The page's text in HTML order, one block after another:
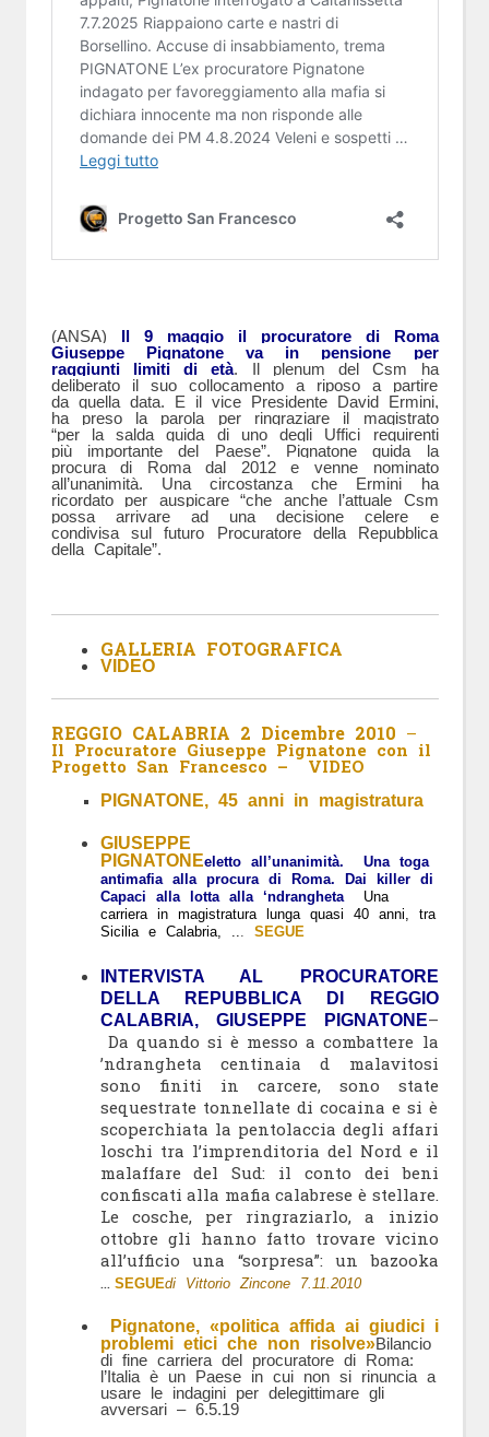
(ANSA) Il 9 maggio il procuratore di Roma
Giuseppe Pignatone va in pensione per
raggiunti limiti di età. Il plenum del Csm ha
deliberato il suo collocamento a riposo a partire
da quella data. E il vice Presidente David Ermini,
ha preso la parola per ringraziare il magistrato
“per la salda guida di uno degli Uffici requirenti
più importante del Paese”. Pignatone guida la
procura di Roma dal 2012 e venne nominato
all’unanimità. Una circostanza che Ermini ha
ricordato per auspicare “che anche l’attuale Csm
possa arrivare ad una decisione celere e
condivisa sul futuro Procuratore della Repubblica
della Capitale”.
GALLERIA FOTOGRAFICA
VIDEO
REGGIO CALABRIA 2 Dicembre 2010 –
Il Procuratore Giuseppe Pignatone con il
Progetto San Francesco – VIDEO
PIGNATONE, 45 anni in magistratura
GIUSEPPE
PIGNATONEeletto all’unanimità. Una toga
antimafia alla procura di Roma. Dai killer di
Capaci alla lotta alla ‘ndrangheta Una
carriera in magistratura lunga quasi 40 anni, tra
Sicilia e Calabria, ... SEGUE
INTERVISTA AL PROCURATORE
DELLA REPUBBLICA DI REGGIO
CALABRIA, GIUSEPPE PIGNATONE–
Da quando si è messo a combattere la
’ndrangheta centinaia d malavitosi
sono finiti in carcere, sono state
sequestrate tonnellate di cocaina e si è
scoperchiata la pentolaccia degli affari
loschi tra l’imprenditoria del Nord e il
malaffare del Sud: il conto dei beni
confiscati alla mafia calabrese è stellare.
Le cosche, per ringraziarlo, a inizio
ottobre gli hanno fatto trovare vicino
all’ufficio una “sorpresa”: un bazooka
SEGUEdi Vittorio Zincone 7.11.2010
Pignatone, «politica affida ai giudici i
problemi etici che non risolve»Bilancio
di fine carriera del procuratore di Roma:
l’Italia è un Paese in cui non si rinuncia a
usare le indagini per delegittimare gli
avversari – 6.5.19